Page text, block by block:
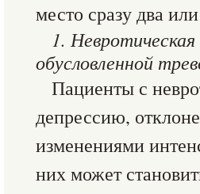
место сразу два
1. Невротическая
обусловленной
Пациенты с
депрессию,
изменениями
них может